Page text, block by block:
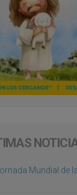
Mundial de